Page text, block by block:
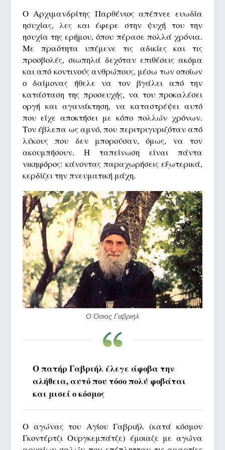
Ο Αρχιμανδρίτης Παρθένιος απέπνεε ευωδία
ησυχίας, λες και έφερε στην ψυχή του την
ησυχία της ερήμου, όπου πέρασε πολλά χρόνια.
Με πραότητα υπέμενε τις αδικίες και τις
προσβολές, σιωπηλά δεχόταν επιθέσεις ακόμα
και από κοντινούς ανθρώπους, μέσω των οποίων
ο δαίμονας ήθελε να τον βγάλει από την
κατάσταση της προσευχής, να του προκαλέσει
οργή και αγανάκτηση, να καταστρέψει αυτό
που είχε αποκτήσει με κόπο πολλών χρόνων.
Τον έβλεπα ως αμνό, που περιτριγυριζόταν από
λύκους που δεν μπορούσαν, όμως, να τον
ακουμπήσουν. Η ταπείνωση είναι πάντα
νικηφόρος: κάνοντας παραχωρήσεις εξωτερικά,
κερδίζει την πνευματική μάχη.
Ο Όσιος Γαβριήλ
Ο πατήρ Γαβριήλ έλεγε άφοβα την
αλήθεια, αυτό που τόσο πολύ φοβάται
και μισεί ο κόσμος
Ο αγώνας του Αγίου Γαβριήλ (κατά κόσμον
Γκοντέρτζι Ουργκεμπάτζε) έμοιαζε με αγώνα